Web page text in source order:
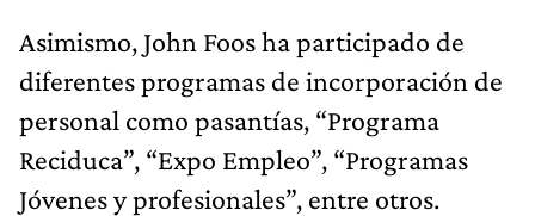
Asimismo, John Foos ha participado de
diferentes programas de incorporación de
personal como pasantías, “Programa
Reciduca”, “Expo Empleo”, “Programas
Jóvenes y profesionales”, entre otros.